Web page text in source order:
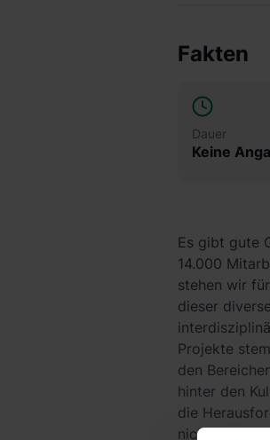
Fakten
Dauer
Keine
Es gibt gute
14.000
stehen wir
dieser
Projekte
den
hinter den
die
nicht nur